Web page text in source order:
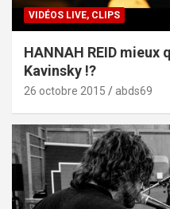
VIDÉOS LIVE, CLIPS
HANNAH REID mieux
Kavinsky !?
26 octobre 2015 abds69